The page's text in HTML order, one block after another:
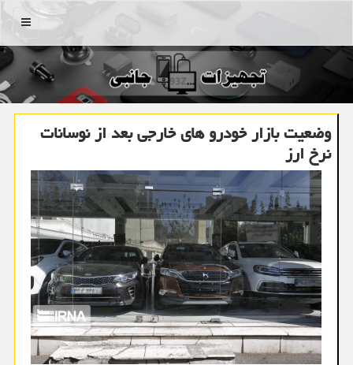
منو
وضعیت بازار خودرو های خارجی بعد از نوسانات
نرخ ارز